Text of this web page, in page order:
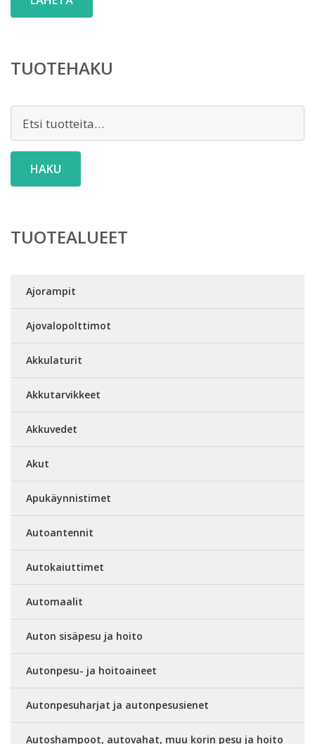
TUOTEHAKU
HAKU
TUOTEALUEET
Ajorampit
Ajovalopolttimot
Akkulaturit
Akkutarvikkeet
Akkuvedet
Akut
Apukäynnistimet
Autoantennit
Autokaiuttimet
Automaalit
Auton sisäpesu ja hoito
Autonpesu- ja hoitoaineet
Autonpesuharjat ja autonpesusienet
Autoshampoot, autovahat, muu korin pesu ja hoito